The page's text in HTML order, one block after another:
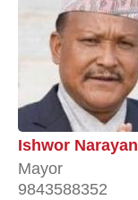
Ishwor
Mayor
9843588352